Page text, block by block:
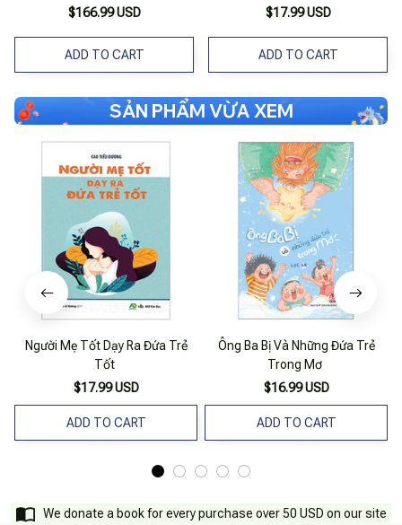
$166.99 USD
ADD TO CART
Nóng Giận
$17.99 USD
ADD TO CART
SẢN PHẨM VỪA XEM
Người Mẹ Tốt Dạy Ra Đứa Trẻ
Tốt
$17.99 USD
ADD TO CART
Ông Ba Bị Và Những Đứa Trẻ
Trong Mơ
$16.99 USD
ADD TO CART
We donate a book for every purchase over 50 USD on our site